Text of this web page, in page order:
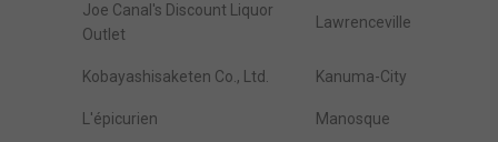
Joe Canal's Discount Liquor
Outlet
Lawrenceville
Kobayashisaketen Co., Ltd. Kanuma-City
L'épicurien Manosque